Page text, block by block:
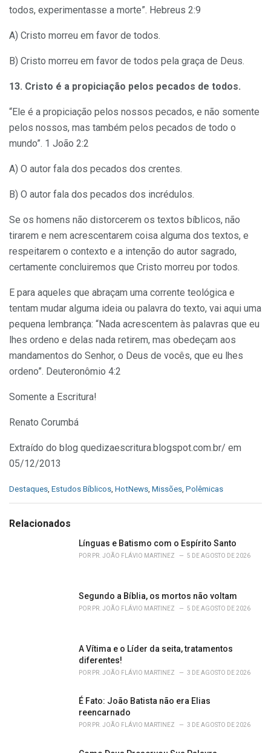
todos, experimentasse a morte”. Hebreus 2:9
A) Cristo morreu em favor de todos.
B) Cristo morreu em favor de todos pela graça de Deus.
13. Cristo é a propiciação pelos pecados de todos.
“Ele é a propiciação pelos nossos pecados, e não somente
pelos nossos, mas também pelos pecados de todo o
mundo”. 1 João 2:2
A) O autor fala dos pecados dos crentes.
B) O autor fala dos pecados dos incrédulos.
Se os homens não distorcerem os textos bíblicos, não
tirarem e nem acrescentarem coisa alguma dos textos, e
respeitarem o contexto e a intenção do autor sagrado,
certamente concluiremos que Cristo morreu por todos.
E para aqueles que abraçam uma corrente teológica e
tentam mudar alguma ideia ou palavra do texto, vai aqui uma
pequena lembrança: “Nada acrescentem às palavras que eu
lhes ordeno e delas nada retirem, mas obedeçam aos
mandamentos do Senhor, o Deus de vocês, que eu lhes
ordeno”. Deuteronômio 4:2
Somente a Escritura!
Renato Corumbá
Extraído do blog quedizaescritura.blogspot.com.br/ em
05/12/2013
C
e
Destaques, Estudos Bíblicos, HotNews, Missões, Polêmicas
Relacionados
Línguas e Batismo com o Espírito Santo
POR PR. JOÃO FLÁVIO MARTINEZ 5 DE AGOSTO DE 2026
Segundo a Bíblia, os mortos não voltam
POR PR. JOÃO FLÁVIO MARTINEZ 5 DE AGOSTO DE 2026
A Vítima e o Líder da seita, tratamentos
diferentes!
POR PR. JOÃO FLÁVIO MARTINEZ 3 DE AGOSTO DE 2026
É Fato: João Batista não era Elias
reencarnado
POR PR. JOÃO FLÁVIO MARTINEZ 3 DE AGOSTO DE 2026